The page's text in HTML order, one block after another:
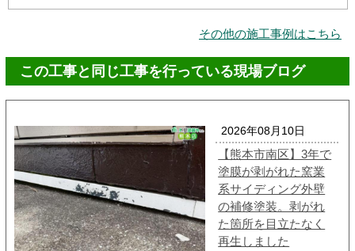
その他の施工事例はこちら
この工事と同じ工事を行っている現場ブログ
2026年08月10日
【熊本市南区】3年で
塗膜が剥がれた窯業
系サイディング外壁
の補修塗装。剥がれ
た箇所を目立たなく
再生しました